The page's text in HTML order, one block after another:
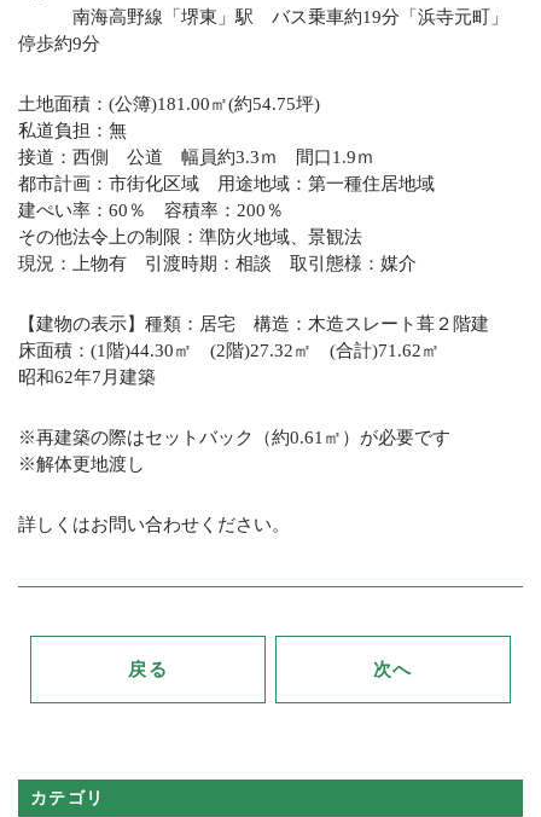
南海高野線「堺東」駅 バス乗車約19分「浜寺元町」
停歩約9分
土地面積：(公簿)181.00㎡(約54.75坪)
私道負担：無
接道：西側 公道 幅員約3.3ｍ 間口1.9ｍ
都市計画：市街化区域 用途地域：第一種住居地域
建ぺい率：60％ 容積率：200％
その他法令上の制限：準防火地域、景観法
現況：上物有 引渡時期：相談 取引態様：媒介
【建物の表示】種類：居宅 構造：木造スレート葺２階建
床面積：(1階)44.30㎡ (2階)27.32㎡ (合計)71.62㎡
昭和62年7月建築
※再建築の際はセットバック（約0.61㎡）が必要です
※解体更地渡し
詳しくはお問い合わせください。
戻る 次へ
カテゴリ